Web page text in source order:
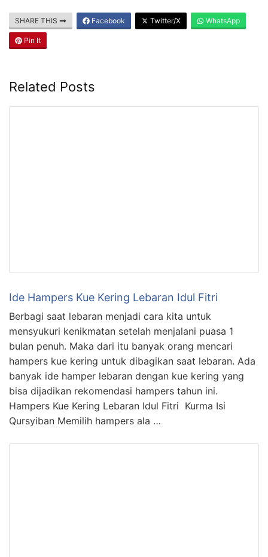
SHARE THIS Facebook Twitter/X WhatsApp
Pin It
Related Posts
Ide Hampers Kue Kering Lebaran Idul Fitri
Berbagi saat lebaran menjadi cara kita untuk
mensyukuri kenikmatan setelah menjalani puasa 1
bulan penuh. Maka dari itu banyak orang mencari
hampers kue kering untuk dibagikan saat lebaran. Ada
banyak ide hamper lebaran dengan kue kering yang
bisa dijadikan rekomendasi hampers tahun ini.
Hampers Kue Kering Lebaran Idul Fitri Kurma Isi
Qursyiban Memilih hampers ala …